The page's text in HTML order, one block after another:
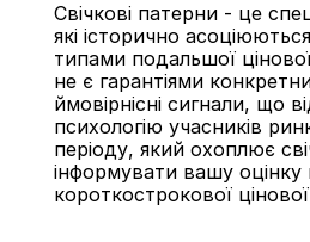
Свічкові патерни - це
які історично
типами подальшої
не є гарантіями
ймовірнісні сигнали, що
психологію учасників
періоду, який охоплює
інформувати вашу оцінку
короткострокової